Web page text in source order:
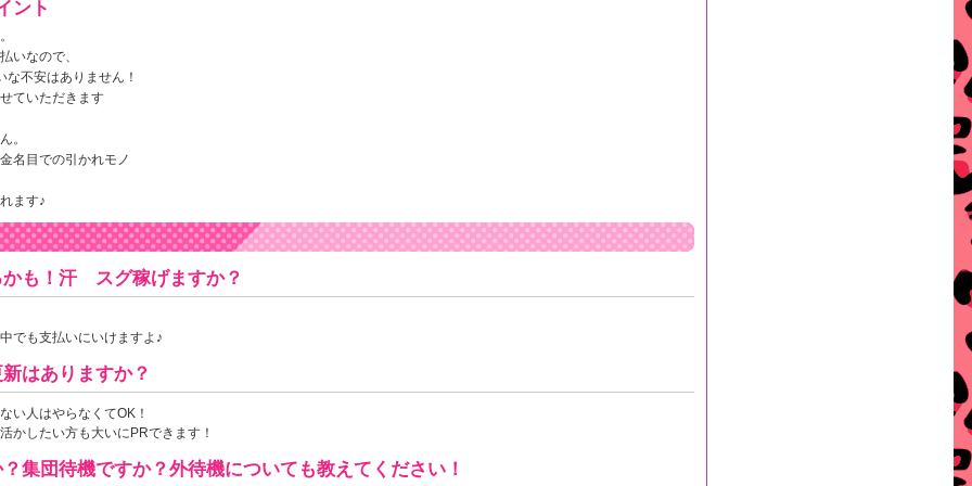
ント
いなので、
不安はありません！
ていただきます
。
名目での引かれモノ
ます♪
も！汗 スグ稼げますか？
でも支払いにいけますよ♪
はありますか？
い人はやらなくてOK！
かしたい方も大いにPRできます！
集団待機ですか？外待機についても教えてください！